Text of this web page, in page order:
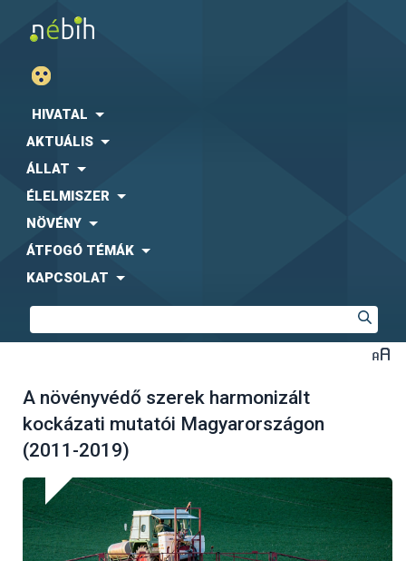
HIVATAL
AKTUÁLIS
ÁLLAT
ÉLELMISZER
NÖVÉNY
ÁTFOGÓ TÉMÁK
KAPCSOLAT
A növényvédő szerek harmonizált
kockázati mutatói Magyarországon
(2011-2019)